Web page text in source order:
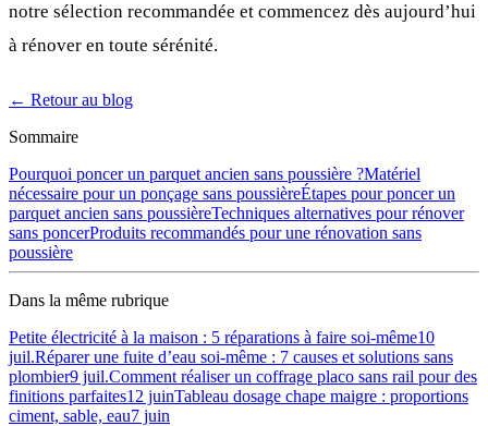
notre sélection recommandée et commencez dès aujourd’hui
à rénover en toute sérénité.
← Retour au blog
Sommaire
Pourquoi poncer un parquet ancien sans poussière ?Matériel
nécessaire pour un ponçage sans poussièreÉtapes pour poncer un
parquet ancien sans poussièreTechniques alternatives pour rénover
sans poncerProduits recommandés pour une rénovation sans
poussière
Dans la même rubrique
Petite électricité à la maison : 5 réparations à faire soi-même10
juil.Réparer une fuite d’eau soi-même : 7 causes et solutions sans
plombier9 juil.Comment réaliser un coffrage placo sans rail pour des
finitions parfaites12 juinTableau dosage chape maigre : proportions
ciment, sable, eau7 juin